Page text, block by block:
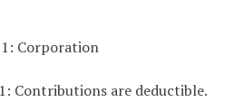
Corporation
Contributions are deductible.